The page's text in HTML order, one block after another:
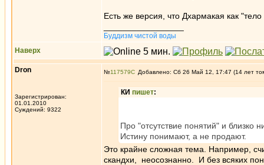
Есть же версия, что Дхармакая как
Буддизм чистой воды
Наверх
Dron
Зарегистрирован:
01.01.2010
Суждений: 9322
№117579 Добавлено: Сб 26 Май 12, 17:47 (14 лет
КИ пишет:
Про "отсутствие понятий" и близко
Истину понимают, а не продают.
Это крайне сложная тема. Например,
скандхи, неосознанно. И без всяких